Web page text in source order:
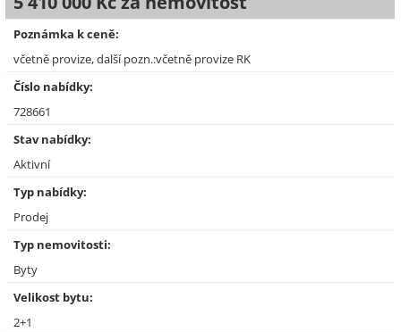
Poznámka k ceně:
včetně provize, další pozn.:včetně provize RK
Číslo nabídky:
728661
Stav nabídky:
Aktivní
Typ nabídky:
Prodej
Typ nemovitosti:
Byty
Velikost bytu:
2+1